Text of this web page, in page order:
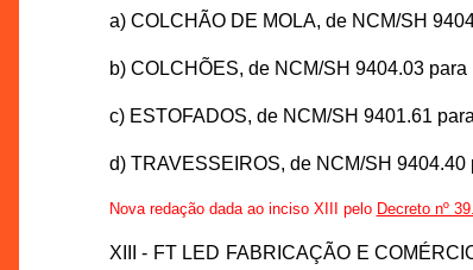
a) COLCHÃO DE MOLA, de NCM/SH
b) COLCHÕES, de NCM/SH 9404.03
c) ESTOFADOS, de NCM/SH 9401.61
d) TRAVESSEIROS, de NCM/SH 9404.40
Nova redação dada ao inciso XIII pelo Decreto nº
XIII - FT LED FABRICAÇÃO E